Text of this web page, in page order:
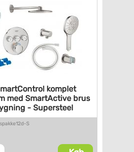
komplet
med SmartActivebrus
- Supersteel
S